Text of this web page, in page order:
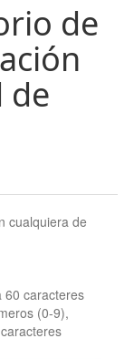
de
de
cualquiera de
60 caracteres
(0-9),